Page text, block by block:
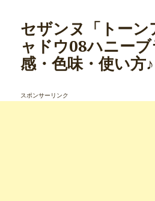
セザンヌ「トー
ャドウ08ハニー
感・色味・使い方♪
スポンサーリンク